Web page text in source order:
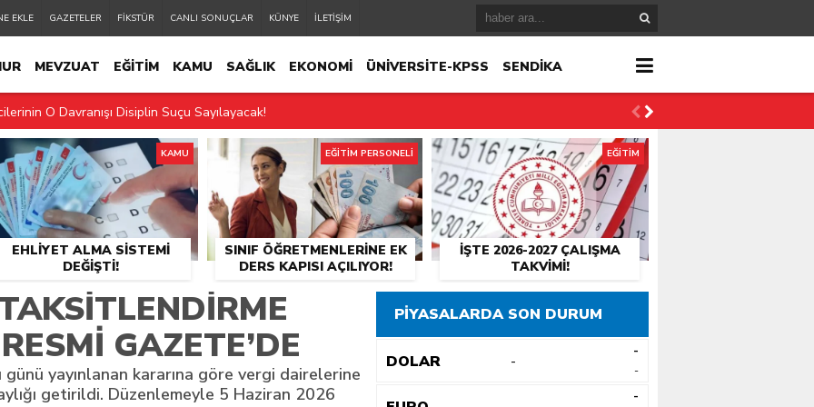
EKLE GAZETELER FİKSTÜR CANLI SONUÇLAR KÜNYE İLETİŞİM
MEVZUAT EĞİTİM KAMU SAĞLIK EKONOMİ ÜNİVERSİTE-KPSS SENDİKA
EĞİTİM PERSONELİ 2.MANŞET SON DAKİKA
O Davranışı Disiplin Suçu Sayılayacak!
Mesai Sistemine Geçiyor!
Devamsızlık Şartı Geldi
Sistemi Değişti
Dikkat Etmesi Gereken 10 Kural
Medya Uyarısı!
başlıyor
değişti
EHLIYET ALMA SISTEMI
DEĞIŞTI!
KAMU
SINIF ÖĞRETMENLERINE EK
DERS KAPISI AÇILIYOR!
EĞİTİM PERSONELİ
İŞTE 2026-2027 ÇALIŞMA
TAKVIMI!
EĞİTİM
GAZETE’DE
günü yayınlanan kararına göre vergi dairelerine
getirildi. Düzenlemeyle 5 Haziran 2026
PİYASALARDA SON DURUM
DOLAR -
-
-
-